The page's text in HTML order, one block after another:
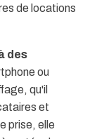
de locations
des
ou
qu'il
et
prise, elle